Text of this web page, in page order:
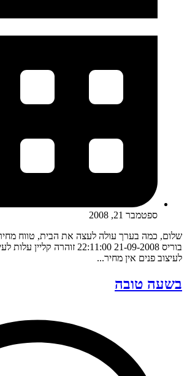
ספטמבר 21, 2008
שלום, כמה בערך עולה לעצה את הבית, טווח
בוריס 21-09-2008 22:11:00 זוהרה
לעיצוב פנים אין מחיר...
בשעה טובה